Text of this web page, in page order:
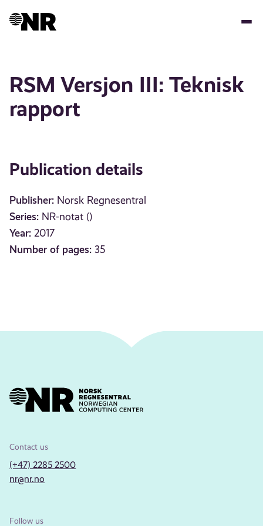
RSM Versjon III: Teknisk
rapport
Publication details
Publisher: Norsk Regnesentral
Series: NR-notat ()
Year: 2017
Number of pages: 35
Contact us
(+47) 2285 2500
nr@nr.no
Follow us